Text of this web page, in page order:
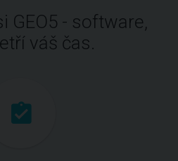
GEO5 - software,
váš čas.